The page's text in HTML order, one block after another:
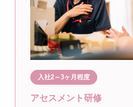
入社2～3ヶ月程度
アセスメント研修